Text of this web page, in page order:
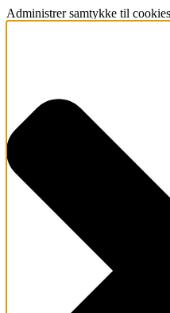
Administrer samtykke til cookies